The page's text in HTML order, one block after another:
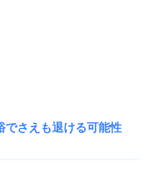
でさえも退ける可能性